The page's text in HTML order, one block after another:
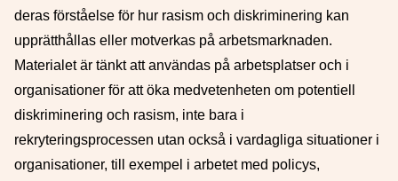
deras förståelse för hur rasism och diskriminering kan
upprätthållas eller motverkas på arbetsmarknaden.
Materialet är tänkt att användas på arbetsplatser och i
organisationer för att öka medvetenheten om potentiell
diskriminering och rasism, inte bara i
rekryteringsprocessen utan också i vardagliga situationer i
organisationer, till exempel i arbetet med policys,